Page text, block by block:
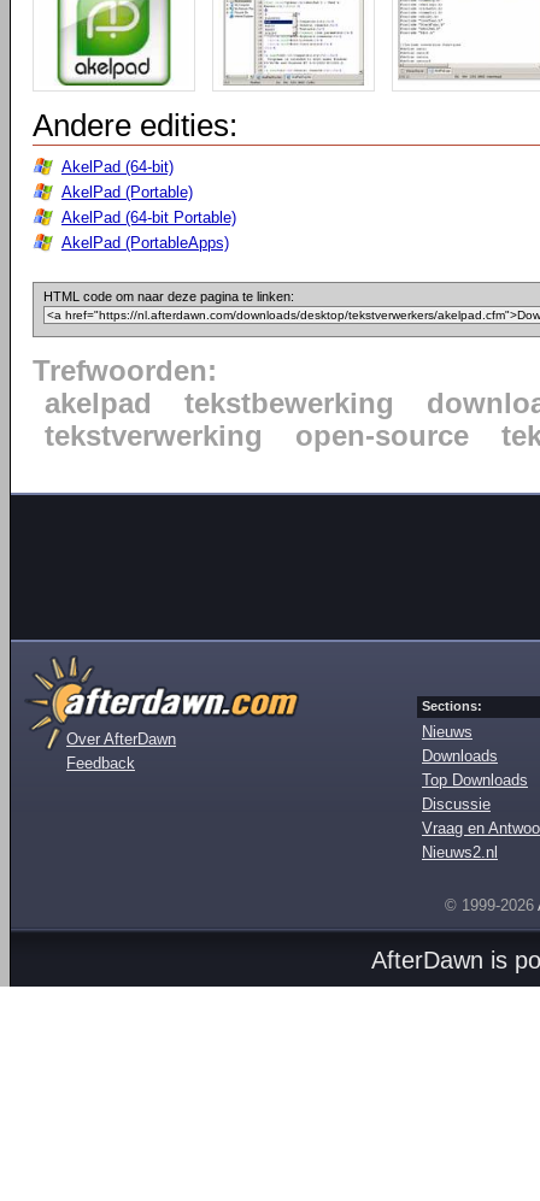
Andere edities:
AkelPad (64-bit)
AkelPad (Portable)
AkelPad (64-bit Portable)
AkelPad (PortableApps)
HTML code om naar deze pagina te linken:
Trefwoorden:
akelpad
tekstbewerking
tekstverwerking
open-source
Over AfterDawn
Feedback
Sections:
Nieuws
Downloads
Top Downloads
Discussie
Vraag en
Nieuws2.nl
© 1999-2026
AfterDawn is